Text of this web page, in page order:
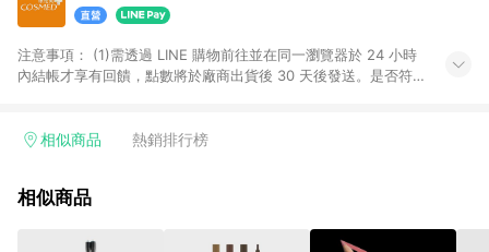
注意事項：​ (1)需透過 LINE 購物前往並在同一瀏覽器於 24 小時
內結帳才享有回饋，點數將於廠商出貨後 30 天後發送。​是否符
黃金鑽飾/精品相關/3C數位(含周邊)/家電視聽/運動戶外/母嬰用
饋%」，將於訂單成立後由「LINE購物通知」之官方帳號訊息通
依LINE購物網站訂單成立通知為準。​​ (5)LINE購物設有「單一商
相似商品 熱銷排行榜
相似商品